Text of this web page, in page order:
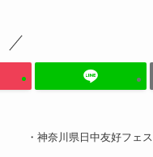
・神奈川県日中友好フェ